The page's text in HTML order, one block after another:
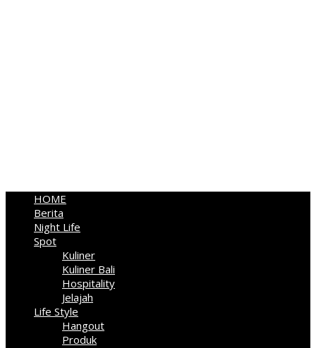
HOME
Berita
Night Life
Spot
Kuliner
Kuliner Bali
Hospitality
Jelajah
Life Style
Hangout
Produk